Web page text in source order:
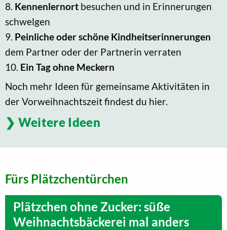
8. Kennenlernort besuchen und in Erinnerungen
schwelgen
9. Peinliche oder schöne Kindheitserinnerungen
dem Partner oder der Partnerin verraten
10. Ein Tag ohne Meckern
Noch mehr Ideen für gemeinsame Aktivitäten in
der Vorweihnachtszeit findest du hier.
Weitere Ideen
Fürs Plätzchentürchen
Plätzchen ohne Zucker: süße
Weihnachtsbäckerei mal anders